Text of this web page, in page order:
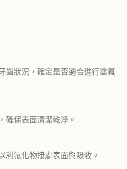
齒狀況，確定是否適合進行塗氟
確保表面清潔乾淨。
利氟化物接處表面與吸收。